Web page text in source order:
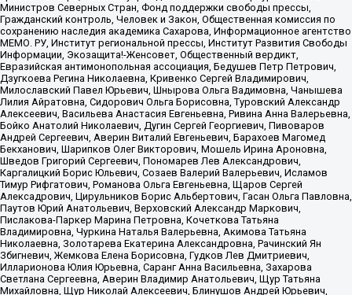
Министров Северных Стран, Фонд поддержки свободы прессы,
Гражданский контроль, Человек и Закон, Общественная комиссия по
сохранению наследия академика Сахарова, Информационное агентство
МЕМО. РУ, Институт региональной прессы, Институт Развития Свободы
Информации, Экозащита!-Женсовет, Общественный вердикт,
Евразийская антимонопольная ассоциация, Бедушев Петр Петрович,
Дзугкоева Регина Николаевна, Кривенко Сергей Владимирович,
Милославский Павел Юрьевич, Шнырова Ольга Вадимовна, Чанышева
Лилия Айратовна, Сидорович Ольга Борисовна, Туровский Александр
Алексеевич, Васильева Анастасия Евгеньевна, Ривина Анна Валерьевна,
Бойко Анатолий Николаевич, Дугин Сергей Георгиевич, Пивоваров
Андрей Сергеевич, Аверин Виталий Евгеньевич, Барахоев Магомед
Бекханович, Шарипков Олег Викторович, Мошель Ирина Ароновна,
Шведов Григорий Сергеевич, Пономарев Лев Александрович,
Каргалицкий Борис Юльевич, Созаев Валерий Валерьевич, Исламов
Тимур Рифгатович, Романова Ольга Евгеньевна, Щаров Сергей
Алексадрович, Цирульников Борис Альбертович, Гасан Ольга Павловна,
Паутов Юрий Анатольевич, Верховский Александр Маркович,
Пислакова-Паркер Марина Петровна, Кочеткова Татьяна
Владимировна, Чуркина Наталья Валерьевна, Акимова Татьяна
Николаевна, Золотарева Екатерина Александровна, Рачинский Ян
Збигневич, Жемкова Елена Борисовна, Гудков Лев Дмитриевич,
Илларионова Юлия Юрьевна, Саранг Анна Васильевна, Захарова
Светлана Сергеевна, Аверин Владимир Анатольевич, Щур Татьяна
Михайловна, Щур Николай Алексеевич, Блинушов Андрей Юрьевич,